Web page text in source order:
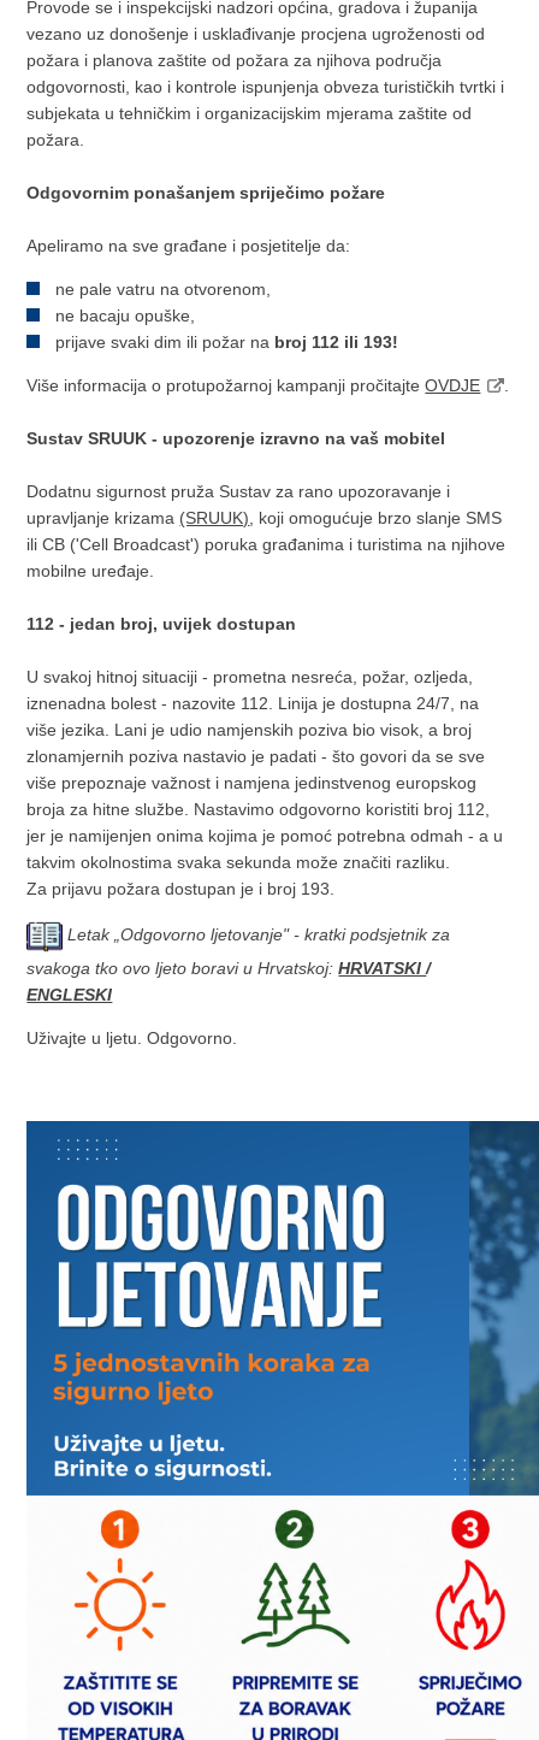
Provode se i inspekcijski nadzori općina, gradova i županija
vezano uz donošenje i usklađivanje procjena ugroženosti od
požara i planova zaštite od požara za njihova područja
odgovornosti, kao i kontrole ispunjenja obveza turističkih tvrtki i
subjekata u tehničkim i organizacijskim mjerama zaštite od
požara.
Odgovornim ponašanjem spriječimo požare
Apeliramo na sve građane i posjetitelje da:
ne pale vatru na otvorenom,
ne bacaju opuške,
prijave svaki dim ili požar na broj 112 ili 193!
Više informacija o protupožarnoj kampanji pročitajteOVDJE
Sustav SRUUK - upozorenje izravno na vaš mobitel
Dodatnu sigurnost pruža Sustav za rano upozoravanje i
upravljanje krizama (SRUUK) , koji omogućuje brzo slanje SMS
ili CB ('Cell Broadcast') poruka građanima i turistima na njihove
mobilne uređaje.
112 - jedan broj, uvijek dostupan
U svakoj hitnoj situaciji - prometna nesreća, požar, ozljeda,
iznenadna bolest - nazovite 112. Linija je dostupna 24/7, na
više jezika. Lani je udio namjenskih poziva bio visok, a broj
zlonamjernih poziva nastavio je padati - što govori da se sve
više prepoznaje važnost i namjena jedinstvenog europskog
broja za hitne službe. Nastavimo odgovorno koristiti broj 112,
jer je namijenjen onima kojima je pomoć potrebna odmah - a u
takvim okolnostima svaka sekunda može značiti razliku.
Za prijavu požara dostupan je i broj 193.
Letak „Odgovorno ljetovanje" - kratki podsjetnik za
svakoga tko ovo ljeto boravi u Hrvatskoj:HRVATSKI/
ENGLESKI
Uživajte u ljetu. Odgovorno.